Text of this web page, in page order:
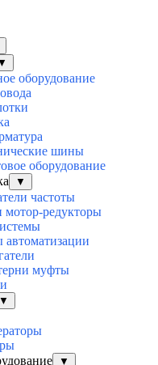
оборудование
шины
оборудование
▼
частоты
мотор-редукторы
муфты
▼
▼